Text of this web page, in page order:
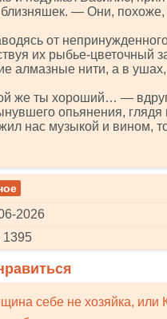
близняшек. — Они,
от
их рыбье-цветочный
алмазные нити, а в
же ты хороший… —
опьянения, глядя
нас музыкой и вином,
2026
1395
себе не хозяйка, или